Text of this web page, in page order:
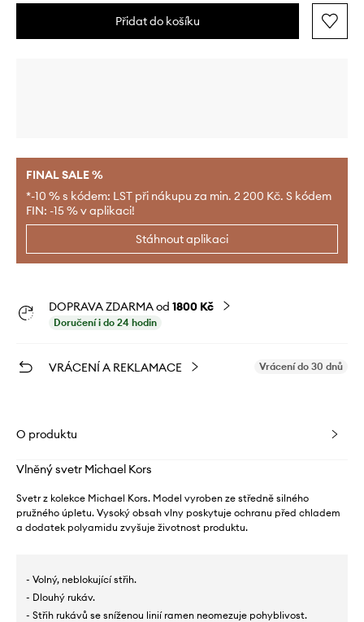
Přidat do košíku
FINAL SALE %
*-10 % s kódem: LST při nákupu za min. 2 200 Kč. S kódem
FIN: -15 % v aplikaci!
Stáhnout aplikaci
DOPRAVA ZDARMA od 1800 Kč
Doručení i do 24 hodin
VRÁCENÍ A REKLAMACE Vrácení do 30 dnů
O produktu
Vlněný svetr Michael Kors
Svetr z kolekce Michael Kors. Model vyroben ze středně silného
pružného úpletu. Vysoký obsah vlny poskytuje ochranu před chladem
a dodatek polyamidu zvyšuje životnost produktu.
- Volný, neblokující střih.
- Dlouhý rukáv.
- Střih rukávů se sníženou linií ramen neomezuje pohyblivost.